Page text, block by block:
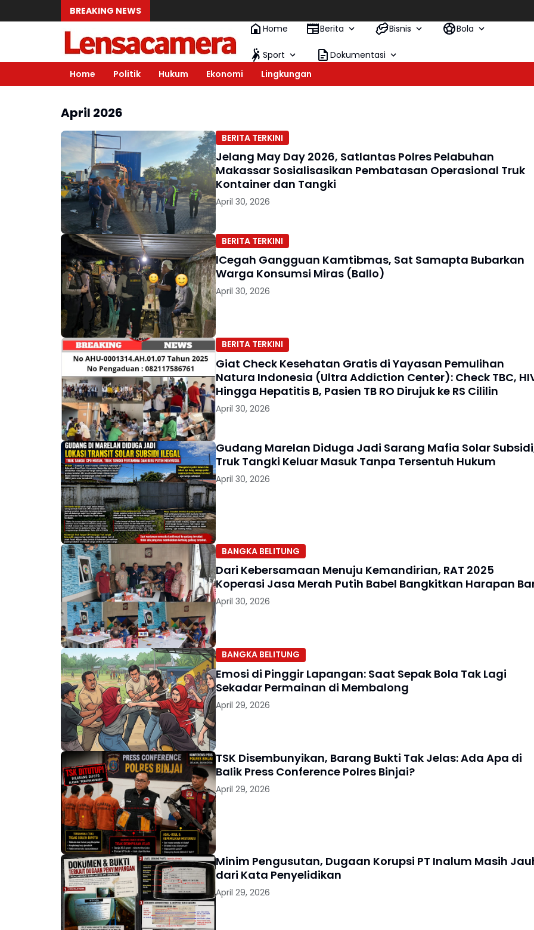
BREAKING NEWS
Home
Berita Bisnis Bola
Sport
Dokumentasi
Home
Politik Hukum Ekonomi Lingkungan
April 2026
BERITA TERKINI
Jelang May Day 2026, Satlantas Polres Pelabuhan
Makassar Sosialisasikan Pembatasan Operasional Truk
Kontainer dan Tangki
April 30, 2026
BERITA TERKINI
lCegah Gangguan Kamtibmas, Sat Samapta Bubarkan
Warga Konsumsi Miras (Ballo)
April 30, 2026
BERITA TERKINI
Giat Check Kesehatan Gratis di Yayasan Pemulihan
Natura Indonesia (Ultra Addiction Center): Check TBC,
Hingga Hepatitis B, Pasien TB RO Dirujuk ke RS Cililin
April 30, 2026
Gudang Marelan Diduga Jadi Sarang Mafia Solar
Truk Tangki Keluar Masuk Tanpa Tersentuh Hukum
April 30, 2026
BANGKA BELITUNG
Dari Kebersamaan Menuju Kemandirian, RAT 2025
Koperasi Jasa Merah Putih Babel Bangkitkan Harapan
April 30, 2026
BANGKA BELITUNG
Emosi di Pinggir Lapangan: Saat Sepak Bola Tak Lagi
Sekadar Permainan di Membalong
April 29, 2026
TSK Disembunyikan, Barang Bukti Tak Jelas: Ada Apa di
Balik Press Conference Polres Binjai?
April 29, 2026
Minim Pengusutan, Dugaan Korupsi PT Inalum Masih
dari Kata Penyelidikan
April 29, 2026